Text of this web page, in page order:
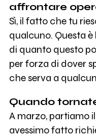
affrontare
Sì, il fatto che tu
qualcuno. Questa
di quanto questo
per forza di dover
che serva a
Quando
A marzo, partiamo
avessimo fatto